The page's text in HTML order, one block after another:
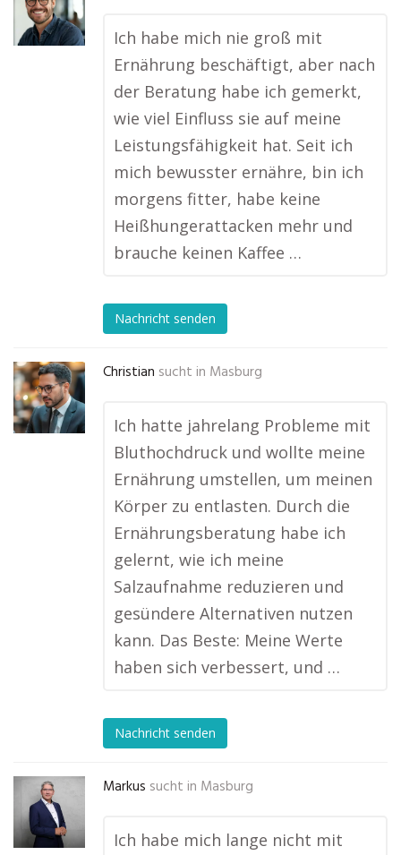
Ich habe mich nie groß mit
Ernährung beschäftigt, aber nach
der Beratung habe ich gemerkt,
wie viel Einfluss sie auf meine
Leistungsfähigkeit hat. Seit ich
mich bewusster ernähre, bin ich
morgens fitter, habe keine
Heißhungerattacken mehr und
brauche keinen Kaffee …
Nachricht senden
Christian sucht in Masburg
Ich hatte jahrelang Probleme mit
Bluthochdruck und wollte meine
Ernährung umstellen, um meinen
Körper zu entlasten. Durch die
Ernährungsberatung habe ich
gelernt, wie ich meine
Salzaufnahme reduzieren und
gesündere Alternativen nutzen
kann. Das Beste: Meine Werte
haben sich verbessert, und …
Nachricht senden
Markus sucht in Masburg
Ich habe mich lange nicht mit